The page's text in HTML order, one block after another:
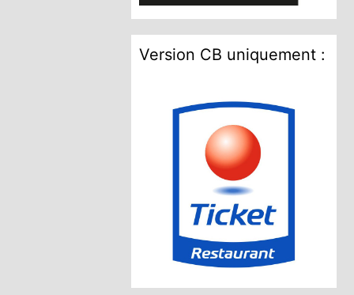
Version CB uniquement :